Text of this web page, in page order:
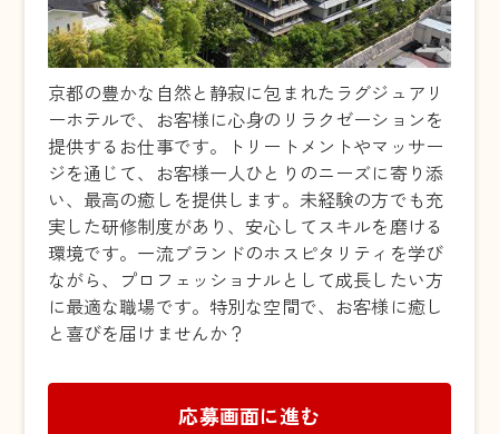
京都の豊かな自然と静寂に包まれたラグジュアリ
ーホテルで、お客様に心身のリラクゼーションを
提供するお仕事です。トリートメントやマッサー
ジを通じて、お客様一人ひとりのニーズに寄り添
い、最高の癒しを提供します。未経験の方でも充
実した研修制度があり、安心してスキルを磨ける
環境です。一流ブランドのホスピタリティを学び
ながら、プロフェッショナルとして成長したい方
に最適な職場です。特別な空間で、お客様に癒し
と喜びを届けませんか？
応募画面に進む